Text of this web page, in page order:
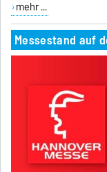
mehr ...
Messestand auf